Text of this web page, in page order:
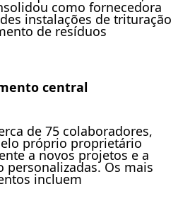
como fornecedora
instalações de trituração
de resíduos
central
de 75 colaboradores,
próprio proprietário
a novos projetos e a
personalizadas. Os mais
incluem